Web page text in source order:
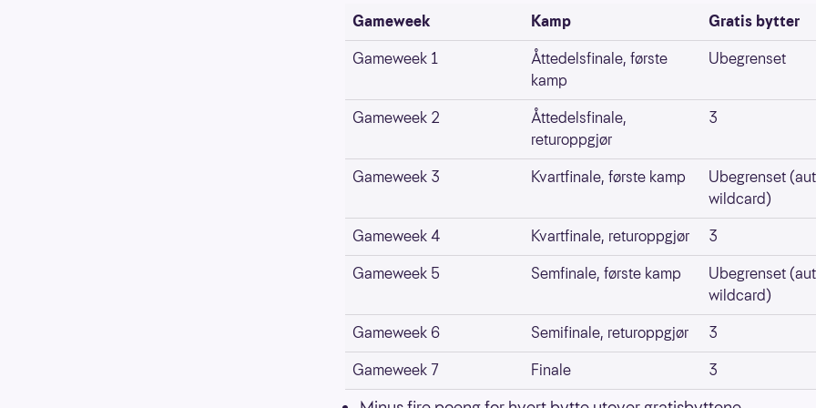
Gameweek Kamp
Gratis bytter
Gameweek 1
Åttedelsfinale, første
kamp
Ubegrenset
Gameweek 2
Åttedelsfinale,
returoppgjør
3
Gameweek 3 Kvartfinale, første kamp
Ubegrenset
wildcard)
Gameweek 4
Kvartfinale, returoppgjør
3
Gameweek 5
Semfinale, første kamp
Ubegrenset
wildcard)
Gameweek 6
Semifinale, returoppgjør
3
Gameweek 7
Finale 3